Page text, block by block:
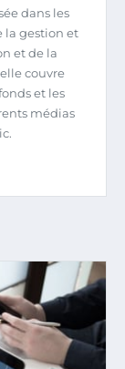
dans les
la gestion et
et de la
couvre
et les
médias